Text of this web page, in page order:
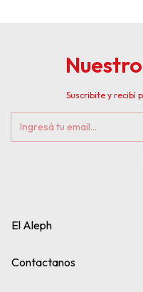
Suscribite y recibí
El Aleph
Contactanos